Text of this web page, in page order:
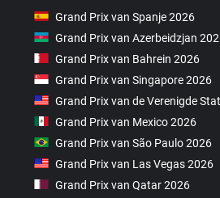
Grand Prix van Spanje 2026
Grand Prix van Azerbeidzjan
Grand Prix van Bahrein 2026
Grand Prix van Singapore 2026
Grand Prix van de Verenigde
Grand Prix van Mexico 2026
Grand Prix van São Paulo 2026
Grand Prix van Las Vegas 2026
Grand Prix van Qatar 2026